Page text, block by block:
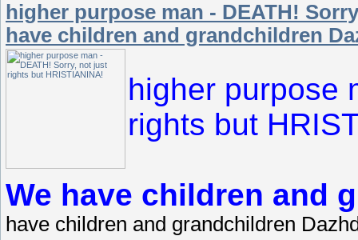
higher purpose man - DEATH!
have children and grandchildren
higher purpose
rights but
We have children and
have children and grandchildren